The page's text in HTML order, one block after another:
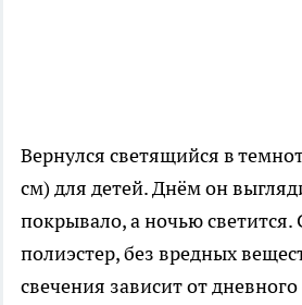
Вернулся светящийся в
см) для детей. Днём он
покрывало, а ночью
полиэстер, без вредных
свечения зависит от дневного